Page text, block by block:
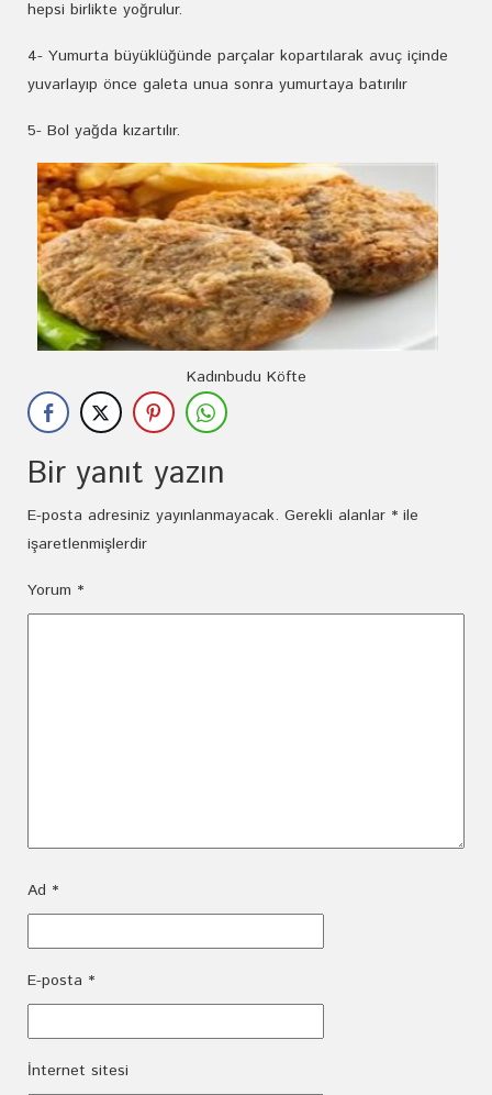
hepsi birlikte yoğrulur.
4- Yumurta büyüklüğünde parçalar kopartılarak avuç içinde
yuvarlayıp önce galeta unua sonra yumurtaya batırılır
5- Bol yağda kızartılır.
Kadınbudu Köfte
Bir yanıt yazın
E-posta adresiniz yayınlanmayacak. Gerekli alanlar * ile
işaretlenmişlerdir
Yorum *
Ad *
E-posta *
İnternet sitesi